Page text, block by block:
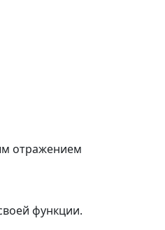
отражением
функции.